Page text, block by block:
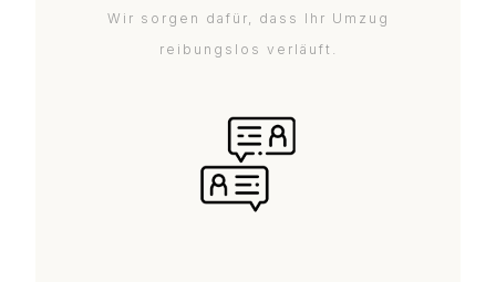
Wir sorgen dafür, dass Ihr Umzug
reibungslos verläuft.